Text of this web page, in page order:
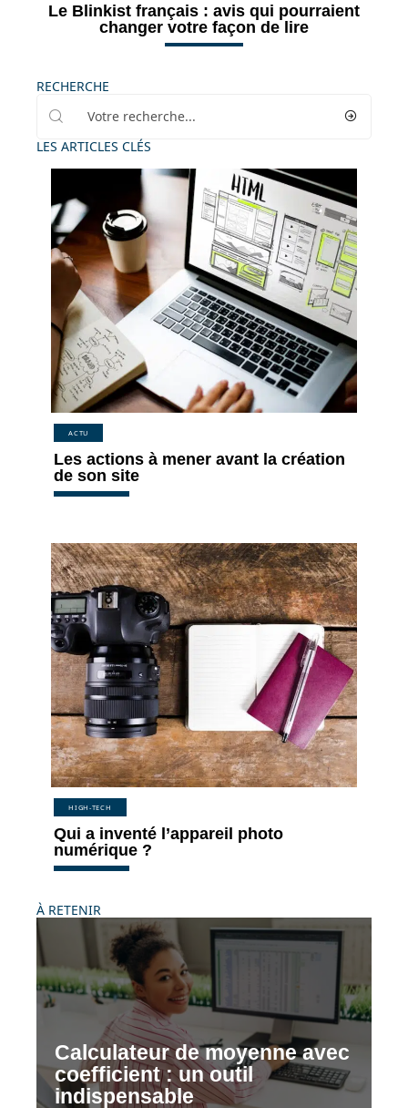
Le Blinkist français : avis qui pourraient
changer votre façon de lire
RECHERCHE
LES ARTICLES CLÉS
ACTU
Les actions à mener avant la création
de son site
HIGH-TECH
Qui a inventé l’appareil photo
numérique ?
À RETENIR
Calculateur de moyenne avec
coefficient : un outil
indispensable